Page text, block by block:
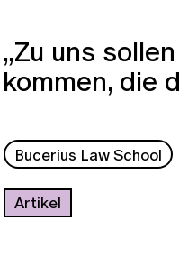
„Zu uns
kommen, die
Bucerius Law School
Artikel